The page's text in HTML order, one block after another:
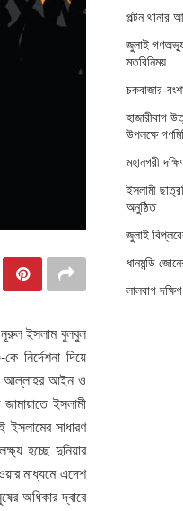
নূরুল ইসলাম বুলবুল
নির্দেশনা দিয়ে
আল্লাহর আইন ও
ইসলামী
সাধারণ
হচ্ছে দুনিয়ার
মাধ্যমে এদেশ
অধিকার দ্বারে
পল্টন থানার
জুলাই
মতবিনিময়
চকবাজার-
হাজারীবাগ
উপলক্ষে
মহানগরী
ইসলামী
অনুষ্ঠিত
জুলাই
ধানমন্ডি
লালবাগ